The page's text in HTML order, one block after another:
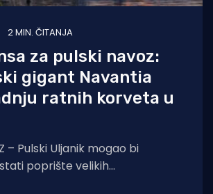
2 MIN. ČITANJA
za pulski navoz:
gigant Navantia
ratnih korveta u
– Pulski Uljanik mogao bi
poprište velikih